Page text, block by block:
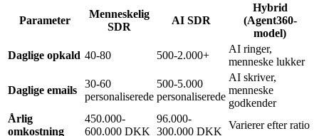
Parameter
Menneskelig
SDR
AI SDR
Hybrid
(Agent360-
model)
Daglige opkald 40-80 500-2.000+
AI ringer,
menneske lukker
Daglige emails
30-60
personaliserede
500-5.000
personaliserede
AI skriver,
menneske
godkender
Årlig
omkostning
450.000-
600.000 DKK
96.000-
300.000 DKK
Varierer efter ratio